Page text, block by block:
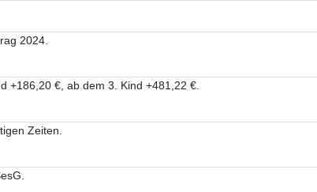
2024.
+186,20 €, ab dem 3. Kind +481,22 €.
Zeiten.